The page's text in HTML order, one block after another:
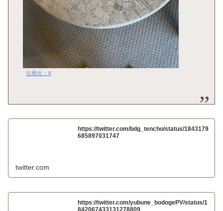
引用元：X
https://twitter.com/bdg_tencho/status/1843179
685897031747
twitter.com
https://twitter.com/yubune_bodogePV/status/1
842067433131278809